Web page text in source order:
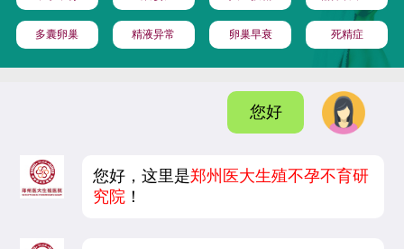
多囊卵巢 精液异常 卵巢早衰 死精症
您好
您好，这里是郑州医大生殖不孕不育研
究院 ！